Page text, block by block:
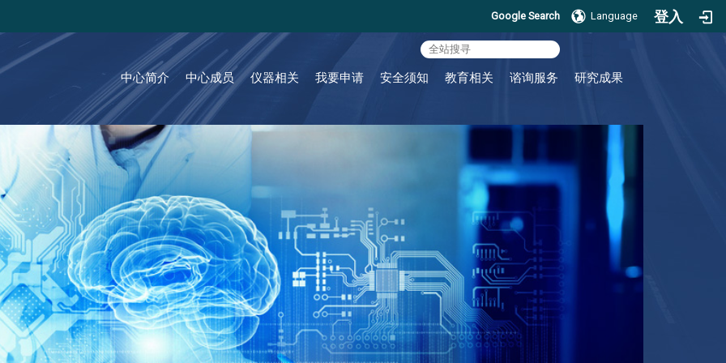
Google Search Language 登入
中心简介 中心成员 仪器相关 我要申请 安全须知 教育相关 谘询服务 研究成果